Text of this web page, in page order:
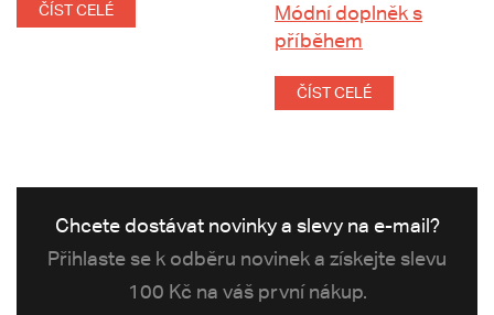
ČÍST CELÉ
Módní doplněk s
příběhem
ČÍST CELÉ
Chcete dostávat novinky a slevy na e-mail?
Přihlaste se k odběru novinek a získejte slevu
100 Kč na váš první nákup.